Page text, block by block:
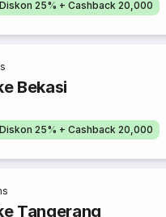
25% + Cashback 20,000
Bekasi
25% + Cashback 20,000
Tangerang